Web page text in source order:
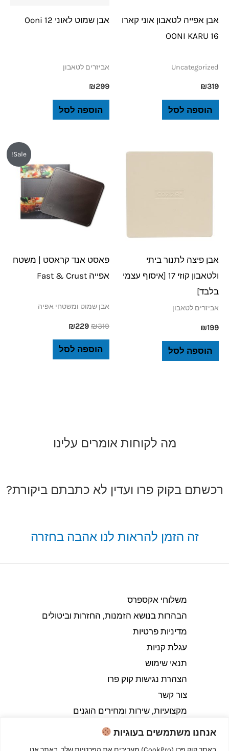
אנחנו משתמשים בעוגיות
אבן אפייה לטאבון אוני קארו
OONI KARU 16
Uncategorized
₪319
הוספה לסל
אבן שמוט לאוני 12 Ooni
אביזרים לטאבון
₪299
הוספה לסל
אבן פיצה לתנור ביתי
ולטאבון קוזי 17 [איסוף עצמי
בלבד]
אביזרים לטאבון
₪199
הוספה לסל
Sale!
פאסט אנד קראסט | משטח
אפייה Fast & Crust
אבן שמוט ומשטחי אפיה
₪319
₪319.
₪229
הוא:
₪229.
הוספה לסל
מה לקוחות אומרים עלינו
רכשתם בקוק פרו ועדין לא כתבתם ביקורת?
זה הזמן להראות לנו אהבה בחזרה
משלוחי אקספרס
הבהרות בנושא הזמנות, החזרות וביטולים​
מדיניות פרטיות
עגלת קניות
תנאי שימוש
הצהרת נגישות קוק פרו
צור קשר
מקצועיות, שירות ומחירים הוגנים